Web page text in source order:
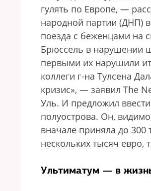
гулять по Европе, —
народной партии (ДНП)
поезда с беженцами на
Брюссель в нарушении
первыми их нарушили
коллеги г-на Тулсена
кризис», — заявил The
Уль. И предложил
полуострова. Он,
вначале приняла до
нескольких тысяч евро,
Ультиматум — в